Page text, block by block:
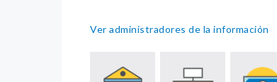
Ver administradores de la información